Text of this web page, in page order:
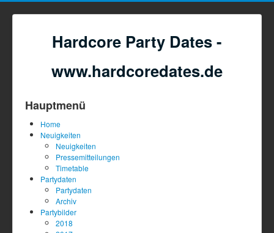
Hardcore Party Dates -
www.hardcoredates.de
Hauptmenü
Home
Neuigkeiten
Neuigkeiten
Pressemitteilungen
Timetable
Partydaten
Partydaten
Archiv
Partybilder
2018